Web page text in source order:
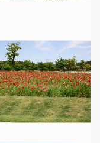
無料ダウンロード